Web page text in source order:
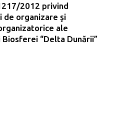
2012 privind
de organizare şi
ale
“Delta Dunării”